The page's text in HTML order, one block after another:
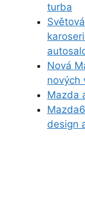
turba
Nová
nových
Mazda
design